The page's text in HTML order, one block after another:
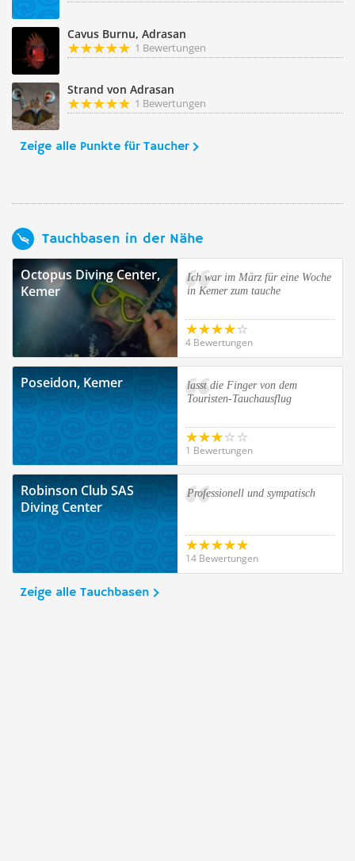
Cavus Burnu, Adrasan
1 Bewertungen
Strand von Adrasan
1 Bewertungen
Zeige alle Punkte für Taucher
Tauchbasen in der Nähe
Octopus Diving Center,
Kemer
Ich war im März für eine Woche
in Kemer zum tauche
4 Bewertungen
Poseidon, Kemer
lasst die Finger von dem
Touristen-Tauchausflug
1 Bewertungen
Robinson Club SAS
Diving Center
Professionell und sympatisch
14 Bewertungen
Zeige alle Tauchbasen